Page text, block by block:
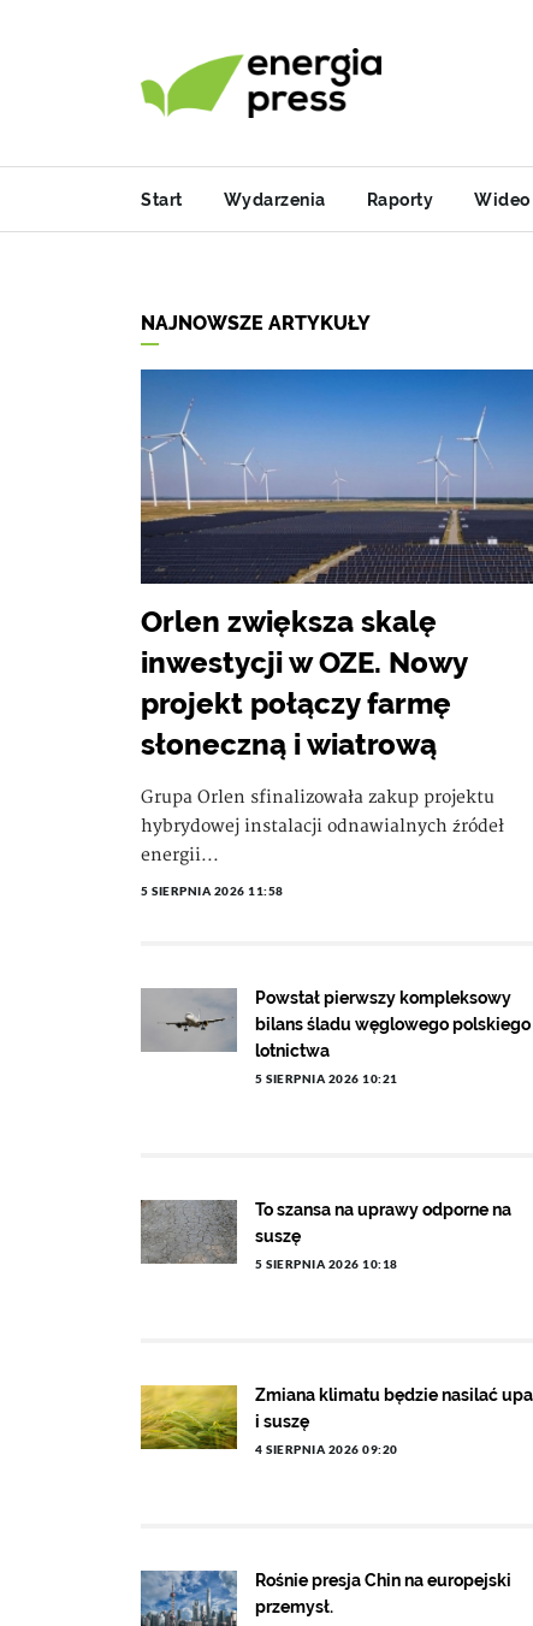
Start Wydarzenia Raporty Wideo
NAJNOWSZE ARTYKUŁY
Orlen zwiększa skalę
inwestycji w OZE. Nowy
projekt połączy farmę
słoneczną i wiatrową
Grupa Orlen sfinalizowała zakup projektu
hybrydowej instalacji odnawialnych źródeł
energii...
5 SIERPNIA 2026 11:58
Powstał pierwszy kompleksowy
bilans śladu węglowego polskiego
lotnictwa
5 SIERPNIA 2026 10:21
To szansa na uprawy odporne na
suszę
5 SIERPNIA 2026 10:18
Zmiana klimatu będzie nasilać
i suszę
4 SIERPNIA 2026 09:20
Rośnie presja Chin na europejski
przemysł.